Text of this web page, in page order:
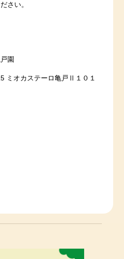
さい。
園
ミオカステーロ亀戸Ⅱ１０１